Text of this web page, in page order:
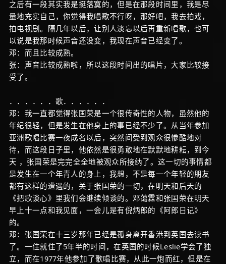
之后有一段其实我是挺落寞的，但是在那段时间里，我是尽
量地充实自己，你觉得我唱歌不行呀，那好吧，我去拍戏，
拍电视剧。隔几年以后，让别人淡忘以后再重新唱歌，也可
以说是我那时候声音还没变，我现在声音已经变了。
邓：而且比较成熟。
张：声音比较成熟啦，所以这段时间出的唱片，大家比较接
受了。
．．．．．．歌．．．．．．
邓：我一直都觉得张国荣是一个很传奇性的人物，虽然他的
年纪很轻，但是发生在他身上的事已经不少了。从当年参加
亚洲歌唱比赛一夜成名以后，突然间受到观众很惨酷地对
待，而这段日子里，他依然是很勇敢地在默默地耕耘，到今
天 ，张国荣是完完全全地被观众所接纳了。这一切的事情都
是发生在一个年青人的身上，我想，不是每一个年轻的朋友
都有这样的遭遇的，关于张国荣的一切，在明天和后天的
《把歌谈心》里我们会继续倾谈的。邓蔼霖和张国荣在明天
早上十一点和我见面，一会儿是有倪炳郎的《阿郎日记》
的。
邓：张国荣在十三岁那年已经是孤身离开香港到英国去读书
了。一住就住了5年半的时间，在英国的时候Leslie学会了独
立，而在1977年他参加了歌唱比赛，从此一炮而红，但是在